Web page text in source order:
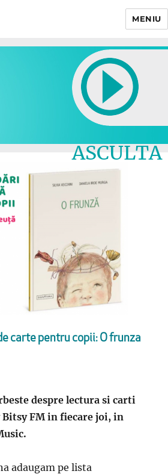
MENIU
ASCULTA
LIVE
carte pentru copii: O frunza
despre lectura si carti
FM in fiecare joi, in
adaugam pe lista